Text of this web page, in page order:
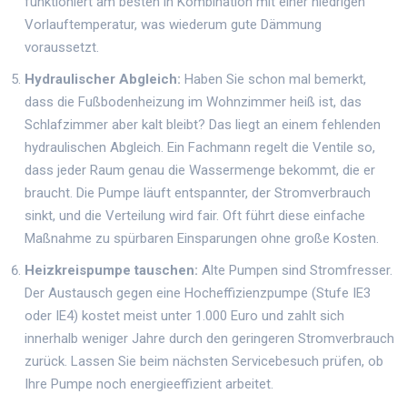
Vorlauftemperatur, was wiederum gute Dämmung
voraussetzt.
Hydraulischer Abgleich: Haben Sie schon mal bemerkt,
dass die Fußbodenheizung im Wohnzimmer heiß ist, das
Schlafzimmer aber kalt bleibt? Das liegt an einem fehlenden
hydraulischen Abgleich. Ein Fachmann regelt die Ventile so,
dass jeder Raum genau die Wassermenge bekommt, die er
braucht. Die Pumpe läuft entspannter, der Stromverbrauch
sinkt, und die Verteilung wird fair. Oft führt diese einfache
Maßnahme zu spürbaren Einsparungen ohne große Kosten.
Heizkreispumpe tauschen: Alte Pumpen sind Stromfresser.
Der Austausch gegen eine Hocheffizienzpumpe (Stufe IE3
oder IE4) kostet meist unter 1.000 Euro und zahlt sich
innerhalb weniger Jahre durch den geringeren Stromverbrauch
zurück. Lassen Sie beim nächsten Servicebesuch prüfen, ob
Ihre Pumpe noch energieeffizient arbeitet.